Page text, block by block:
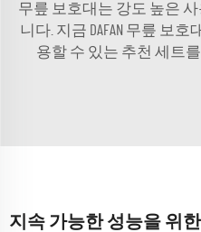
무릎 보호대는 강도 높은
니다. 지금 DAFAN 무릎 보
용할 수 있는 추천 세트
지속 가능한 성능을 위